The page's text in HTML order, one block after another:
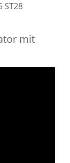
ST28
mit